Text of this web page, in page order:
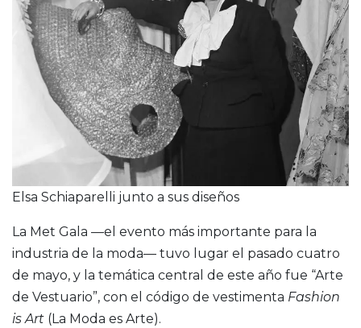
Elsa Schiaparelli junto a sus diseños
La Met Gala —el evento más importante para la
industria de la moda— tuvo lugar el pasado cuatro
de mayo, y la temática central de este año fue “Arte
de Vestuario”, con el código de vestimenta Fashion
is Art (La Moda es Arte).